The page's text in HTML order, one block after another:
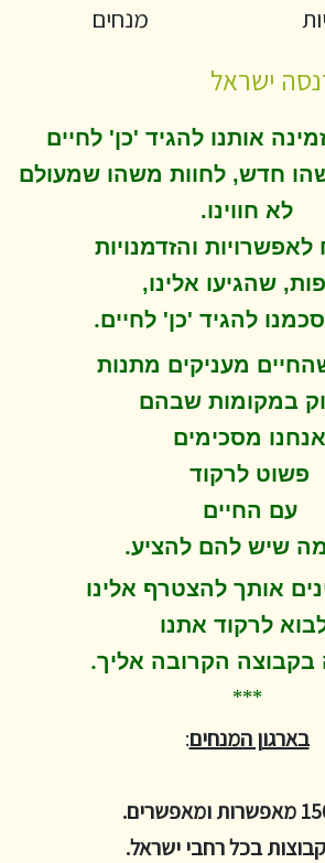
מנחים
ישראל
אותנו להגיד 'כן' לחיים
חדש, לחוות משהו שמעולם
לא חווינו.
לאפשרויות והזדמנויות
שהגיעו אלינו,
להגיד 'כן' לחיים.
מעניקים מתנות
במקומות שבהם
אנחנו מסכימים
פשוט לרקוד
עם החיים
שיש להם להציע.
אותך להצטרף אלינו
לרקוד אתנו
בקבוצה הקרובה אליך.
***
בארגון המנחים: